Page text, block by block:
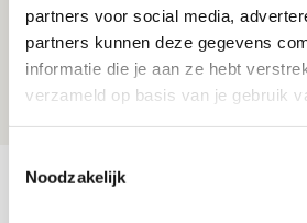
partners voor social media,
partners kunnen deze gegevens
informatie die je aan ze hebt
verzameld op basis van je gebruik
Noodzakelijk
Spelen bij Jong Ajax of
maakt Abdalla ‘geen
Bekijk meer